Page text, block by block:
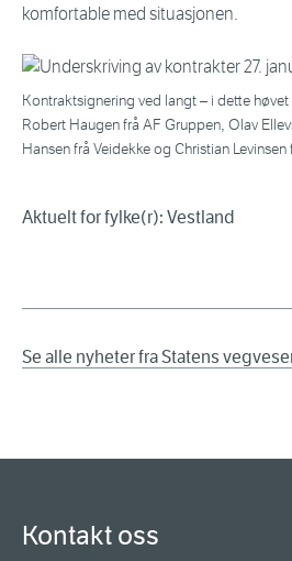
komfortable med situasjonen.
Kontraktsignering ved langt – i dette
Robert Haugen frå AF Gruppen, Olav
Hansen frå Veidekke og Christian
Aktuelt for fylke(r): Vestland
Se alle nyheter fra Statens
Kontakt oss